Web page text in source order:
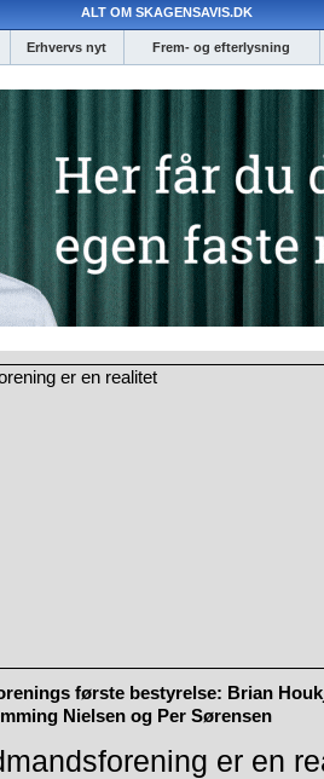
ALT OM SKAGENSAVIS.DK
Erhvervs nyt Frem- og efterlysning
første bestyrelse: Brian
Nielsen og Per Sørensen
er en